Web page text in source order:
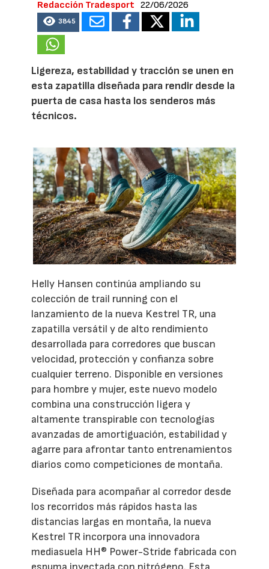
Redacción Tradesport 22/06/2026
3845
Ligereza, estabilidad y tracción se unen en
esta zapatilla diseñada para rendir desde la
puerta de casa hasta los senderos más
técnicos.
Helly Hansen continúa ampliando su
colección de trail running con el
lanzamiento de la nueva Kestrel TR, una
zapatilla versátil y de alto rendimiento
desarrollada para corredores que buscan
velocidad, protección y confianza sobre
cualquier terreno. Disponible en versiones
para hombre y mujer, este nuevo modelo
combina una construcción ligera y
altamente transpirable con tecnologías
avanzadas de amortiguación, estabilidad y
agarre para afrontar tanto entrenamientos
diarios como competiciones de montaña.
Diseñada para acompañar al corredor desde
los recorridos más rápidos hasta las
distancias largas en montaña, la nueva
Kestrel TR incorpora una innovadora
mediasuela HH® Power-Stride fabricada con